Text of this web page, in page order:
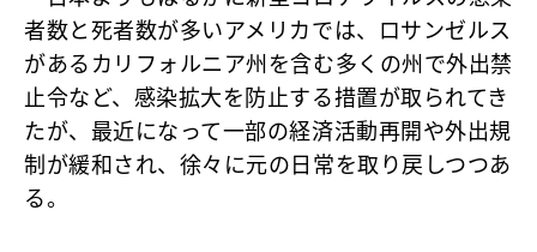
者数と死者数が多いアメリカでは、ロサンゼルス
があるカリフォルニア州を含む多くの州で外出禁
止令など、感染拡大を防止する措置が取られてき
たが、最近になって一部の経済活動再開や外出規
制が緩和され、徐々に元の日常を取り戻しつつあ
る。